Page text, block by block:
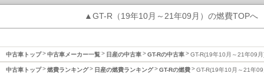
▲GT-R（19年10月～21年09月）の燃費TOPへ
中古車トップ 中古車メーカー一覧 日産の中古車 GT-Rの中古車 GT-R(19年10月～21年09
中古車トップ 燃費ランキング 日産の燃費ランキング GT-Rの燃費 GT-R(19年10月～21年